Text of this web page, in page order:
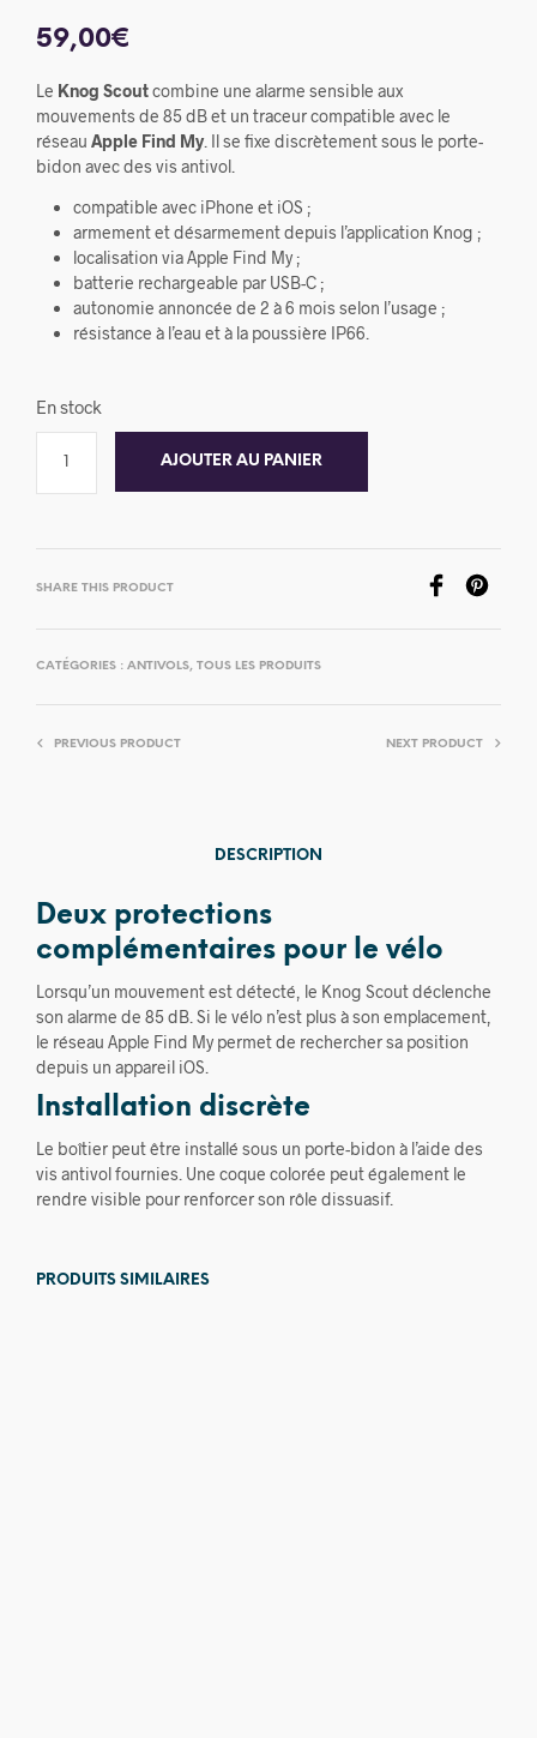
59,00€
Le Knog Scoutcombine une alarme sensible aux
mouvements de 85 dB et un traceur compatible avec le
réseau Apple Find My. Il se fixe discrètement sous le porte-
bidon avec des vis antivol.
compatible avec iPhone et iOS ;
armement et désarmement depuis l’application Knog ;
localisation via Apple Find My ;
batterie rechargeable par USB-C ;
autonomie annoncée de 2 à 6 mois selon l’usage ;
résistance à l’eau et à la poussière IP66.
En stock
AJOUTER AU PANIER
SHARE THIS PRODUCT
CATÉGORIES : ANTIVOLS, TOUS LES PRODUITS
PREVIOUS PRODUCT NEXT PRODUCT
DESCRIPTION
Deux protections
complémentaires pour le vélo
Lorsqu’un mouvement est détecté, le Knog Scout déclenche
son alarme de 85 dB. Si le vélo n’est plus à son emplacement,
le réseau Apple Find My permet de rechercher sa position
depuis un appareil iOS.
Installation discrète
Le boîtier peut être installé sous un porte-bidon à l’aide des
vis antivol fournies. Une coque colorée peut également le
rendre visible pour renforcer son rôle dissuasif.
PRODUITS SIMILAIRES